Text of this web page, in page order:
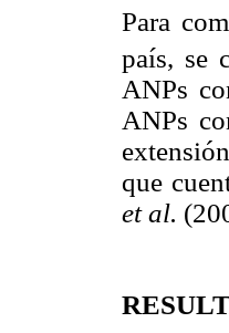
Para
país, se
ANPs
ANPs
que
et al.